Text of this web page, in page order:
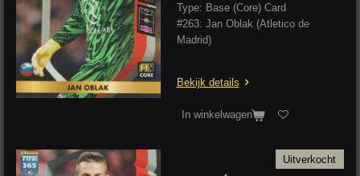
Type: Base (Core) Card
#263: Jan Oblak (Atletico de
Madrid)
Bekijk details
In winkelwagen
Uitverkocht